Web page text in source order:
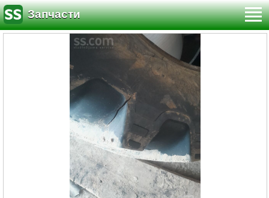
Запчасти